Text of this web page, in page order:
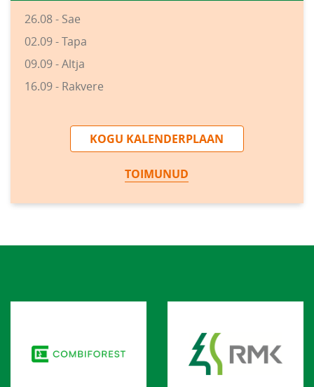
26.08 - Sae
02.09 - Tapa
09.09 - Altja
16.09 - Rakvere
KOGU KALENDERPLAAN
TOIMUNUD